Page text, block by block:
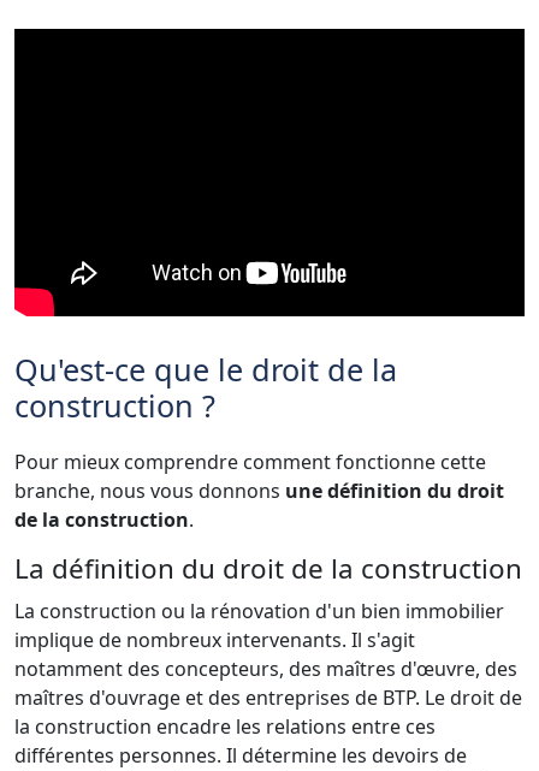
Qu'est-ce que le droit de la
construction ?
Pour mieux comprendre comment fonctionne cette
branche, nous vous donnons une définition du droit
de la construction.
La définition du droit de la construction
La construction ou la rénovation d'un bien immobilier
implique de nombreux intervenants. Il s'agit
notamment des concepteurs, des maîtres d'œuvre, des
maîtres d'ouvrage et des entreprises de BTP. Le droit de
la construction encadre les relations entre ces
différentes personnes. Il détermine les devoirs de